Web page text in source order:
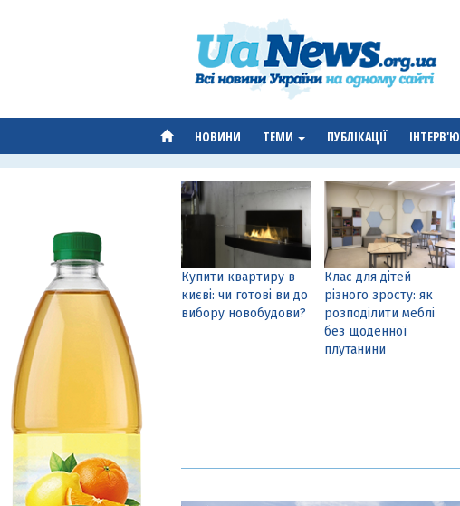
НОВИНИ ТЕМИ ПУБЛІКАЦІЇ ІНТЕРВ'Ю
Купити квартиру в
києві: чи готові ви до
вибору новобудови?
Клас для дітей
різного зросту: як
розподілити меблі
без щоденної
плутанини